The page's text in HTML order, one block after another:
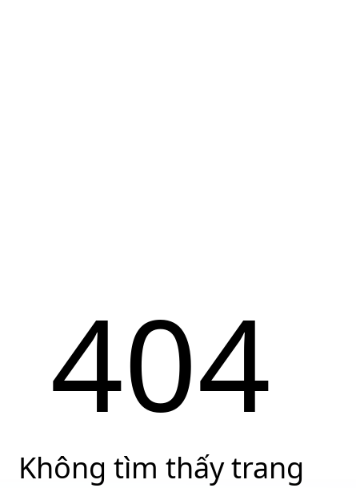
404
Không tìm thấy trang